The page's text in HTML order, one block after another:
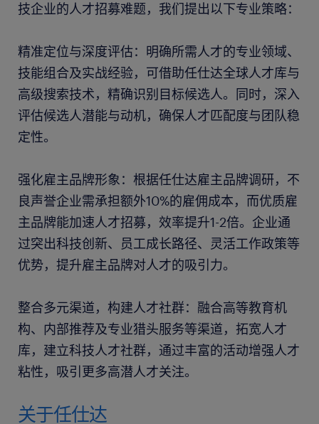
技企业的人才招募难题，我们提出以下专业策略：
精准定位与深度评估：明确所需人才的专业领域、
技能组合及实战经验，可借助任仕达全球人才库与
高级搜索技术，精确识别目标候选人。同时，深入
评估候选人潜能与动机，确保人才匹配度与团队稳
定性。
强化雇主品牌形象：根据任仕达雇主品牌调研，不
良声誉企业需承担额外10%的雇佣成本，而优质雇
主品牌能加速人才招募，效率提升1-2倍。企业通
过突出科技创新、员工成长路径、灵活工作政策等
优势，提升雇主品牌对人才的吸引力。
整合多元渠道，构建人才社群：融合高等教育机
构、内部推荐及专业猎头服务等渠道，拓宽人才
库，建立科技人才社群，通过丰富的活动增强人才
粘性，吸引更多高潜人才关注。
关于任仕达